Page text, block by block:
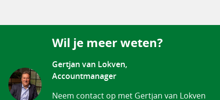
Wil je meer weten?
Gertjan van Lokven,
Accountmanager
Neem contact op met Gertjan van Lokven